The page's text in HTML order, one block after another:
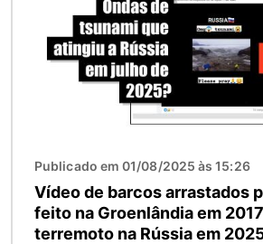
Publicado em 01/08/2025 às 15:26
Vídeo de barcos arrastados
feito na Groenlândia em
terremoto na Rússia em